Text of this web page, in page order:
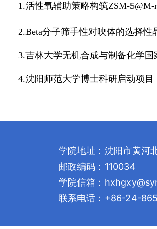
1.活性氧辅助策略构筑ZSM-5@M-
2.Beta分子筛手性对映体的选择性
3.吉林大学无机合成与制备化学
4.沈阳师范大学博士科研启动项目
学院地址：沈阳市黄河
邮政编码：110034
学院信箱：
联系电话：+86-24-